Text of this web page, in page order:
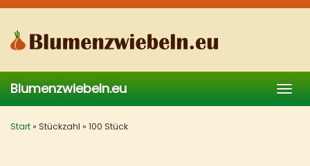
Skip
main
content
Blumenzwiebeln.eu
Start» Stückzahl » 100 Stück